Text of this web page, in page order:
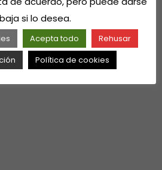
si lo desea.
Acepta todo
Rehusar
Política de cookies